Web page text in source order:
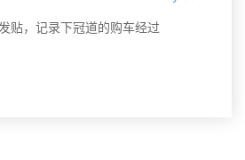
贴，记录下冠道的购车经过